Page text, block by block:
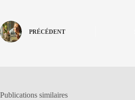
PRÉCÉDENT
Publications similaires